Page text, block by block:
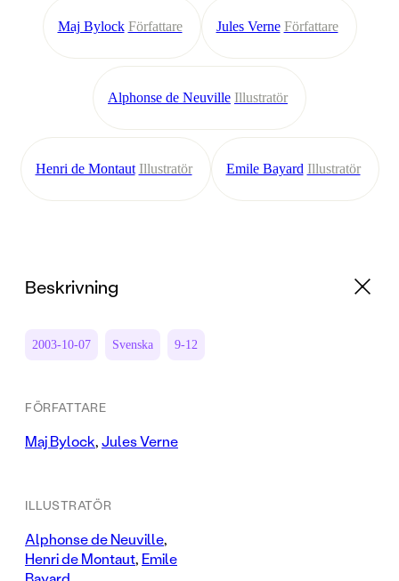
Maj Bylock Författare Jules Verne Författare
Alphonse de Neuville Illustratör
Henri de Montaut Illustratör Emile Bayard Illustratör
Beskrivning
2003-10-07 Svenska 9-12
FÖRFATTARE
Maj Bylock,Jules Verne
ILLUSTRATÖR
Alphonse de Neuville,
Henri de Montaut, Emile